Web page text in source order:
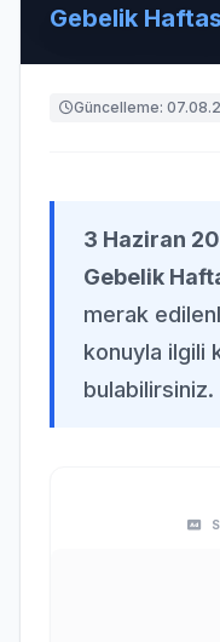
Gebelik
Güncelleme:
3 Haziran
Gebelik
merak
konuyla ilgili
bulabilirsiniz.